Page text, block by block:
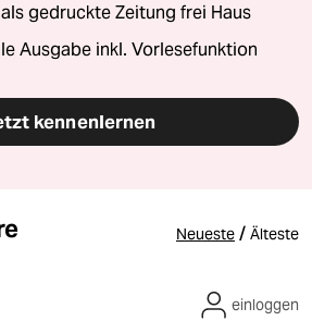
gedruckte Zeitung frei Haus
Ausgabe inkl. Vorlesefunktion
kennenlernen
Neueste / Älteste
einloggen